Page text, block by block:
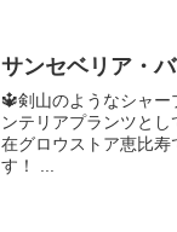
サンセベリア・
🔱剣山のようなシャ
ンテリアプランツと
在グロウストア恵比
す！ ...